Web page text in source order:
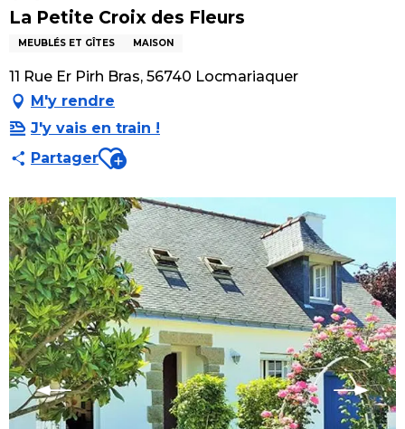
La Petite Croix des Fleurs
MEUBLÉS ET GÎTES MAISON
11 Rue Er Pirh Bras, 56740 Locmariaquer
M'y rendre
J'y vais en train !
PartagerAjouter aux favoris